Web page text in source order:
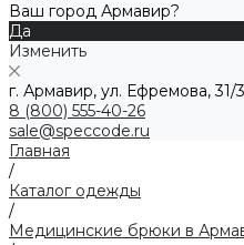
Ваш город Армавир?
Да
Изменить
г. Армавир, ул. Ефремова,
8 (800) 555-40-26
sale@speccode.ru
Главная
/
Каталог одежды
/
Медицинские брюки в